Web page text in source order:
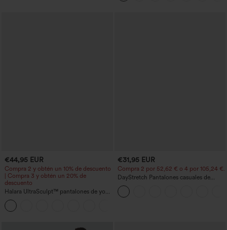
€44,95 EUR
Compra 2 y obtén un 10% de descuento
| Compra 3 y obtén un 20% de
descuento
Halara UltraSculpt™ pantalones de yoga
holgados de talle alto con control
abdominal, rayas color block y bolsillos
€31,95 EUR
Compra 2 por 52,62 € o 4 por 105,24 €.
DayStretch Pantalones casuales de
cintura alta con pernera tipo barril y
bolsillos